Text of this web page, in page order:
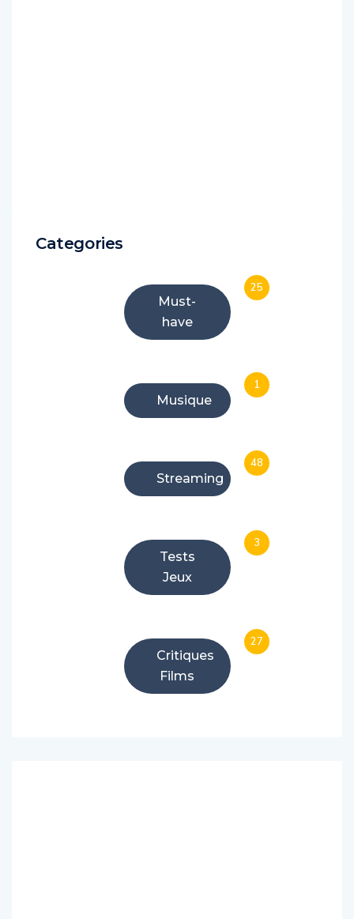
Categories
Must-
have
25
Musique
1
Streaming
48
Tests
Jeux
3
Critiques
Films
27